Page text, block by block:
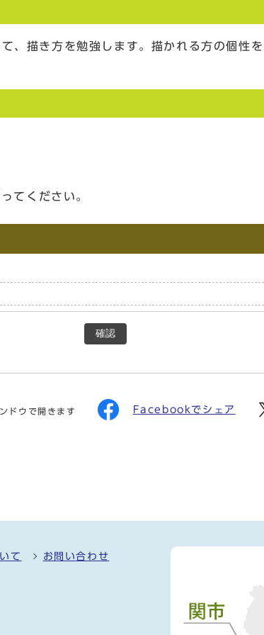
、描き方を勉強します。描かれる方の個性を
てください。
確認
ドウで開きます Facebookでシェア
て お問い合わせ